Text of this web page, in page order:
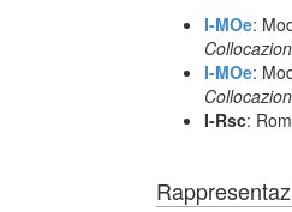
I-MOe:
I-MOe:
I-Rsc: